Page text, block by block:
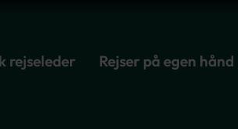
rejseleder Rejser på egen hånd